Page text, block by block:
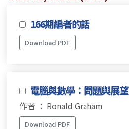
166期編者的話
Download PDF
電腦與數學：問題與展望
作者 ： Ronald Graham
Download PDF